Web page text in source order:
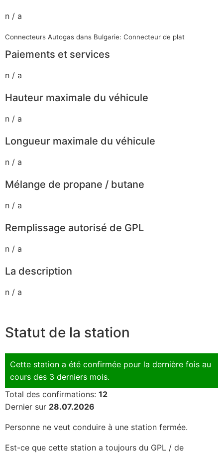
n / a
Connecteurs Autogas dans Bulgarie: Connecteur de plat
Paiements et services
n / a
Hauteur maximale du véhicule
n / a
Longueur maximale du véhicule
n / a
Mélange de propane / butane
n / a
Remplissage autorisé de GPL
n / a
La description
n / a
Statut de la station
Cette station a été confirmée pour la dernière fois au
cours des 3 derniers mois.
Total des confirmations: 12
Dernier sur 28.07.2026
Personne ne veut conduire à une station fermée.
Est-ce que cette station a toujours du GPL / de